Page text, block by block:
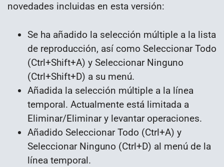
novedades incluidas en esta versión:
Se ha añadido la selección múltiple a la lista
de reproducción, así como Seleccionar Todo
(Ctrl+Shift+A) y Seleccionar Ninguno
(Ctrl+Shift+D) a su menú.
Añadida la selección múltiple a la línea
temporal. Actualmente está limitada a
Eliminar/Eliminar y levantar operaciones.
Añadido Seleccionar Todo (Ctrl+A) y
Seleccionar Ninguno (Ctrl+D) al menú de la
línea temporal.